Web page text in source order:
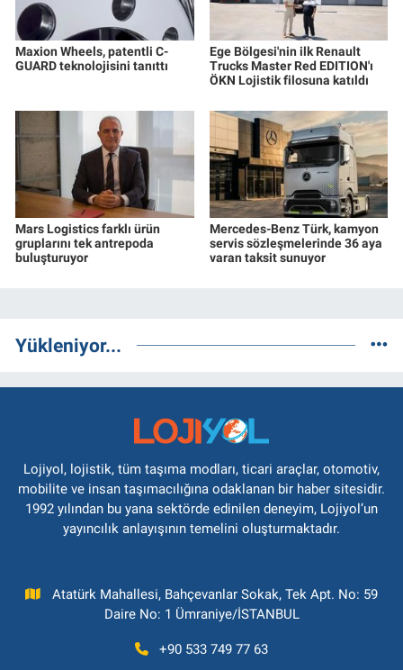
Maxion Wheels, patentli C-
GUARD teknolojisini tanıttı
Ege Bölgesi'nin ilk Renault
Trucks Master Red EDITION'ı
ÖKN Lojistik filosuna katıldı
Mars Logistics farklı ürün
gruplarını tek antrepoda
buluşturuyor
Mercedes-Benz Türk, kamyon
servis sözleşmelerinde 36 aya
varan taksit sunuyor
Yükleniyor...
Lojiyol, lojistik, tüm taşıma modları, ticari araçlar, otomotiv,
mobilite ve insan taşımacılığına odaklanan bir haber sitesidir.
1992 yılından bu yana sektörde edinilen deneyim, Lojiyol’un
yayıncılık anlayışının temelini oluşturmaktadır.
Atatürk Mahallesi, Bahçevanlar Sokak, Tek Apt. No: 59
Daire No: 1 Ümraniye/İSTANBUL
+90 533 749 77 63